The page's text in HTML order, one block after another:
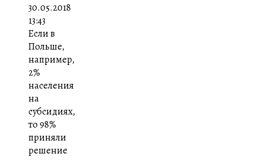
30.05.2018
13:43
Если в
Польше,
например,
2%
населения
на
субсидиях,
то 98%
приняли
решение